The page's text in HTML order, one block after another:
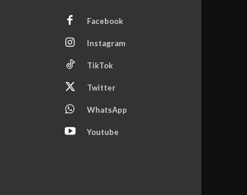
Facebook
Instagram
TikTok
Twitter
WhatsApp
Youtube